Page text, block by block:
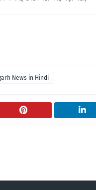
News in Hindi